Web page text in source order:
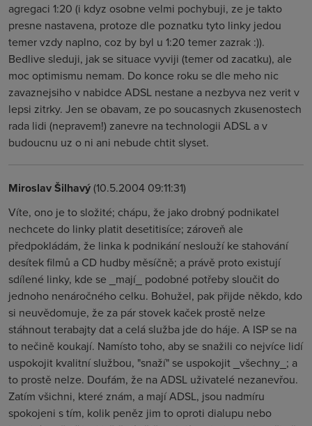
agregaci 1:20 (i kdyz osobne velmi pochybuji, ze je takto
presne nastavena, protoze dle poznatku tyto linky jedou
temer vzdy naplno, coz by byl u 1:20 temer zazrak :)).
Bedlive sleduji, jak se situace vyviji (temer od zacatku), ale
moc optimismu nemam. Do konce roku se dle meho nic
zavaznejsiho v nabidce ADSL nestane a nezbyva nez verit v
lepsi zitrky. Jen se obavam, ze po soucasnych zkusenostech
rada lidi (nepravem!) zanevre na technologii ADSL a v
budoucnu uz o ni ani nebude chtit slyset.
Miroslav Šilhavý(10.5.2004 09:11:31)
Víte, ono je to složité; chápu, že jako drobný podnikatel
nechcete do linky platit desetitisíce; zároveň ale
předpokládám, že linka k podnikání neslouží ke stahování
desítek filmů a CD hudby měsíčně; a právě proto existují
sdílené linky, kde se _mají_ podobné potřeby sloučit do
jednoho nenáročného celku. Bohužel, pak přijde někdo, kdo
si neuvědomuje, že za pár stovek kaček prostě nelze
stáhnout terabajty dat a celá služba jde do háje. A ISP se na
to nečině koukají. Namísto toho, aby se snažili co nejvíce lidí
uspokojit kvalitní službou, "snaží" se uspokojit _všechny_; a
to prostě nelze. Doufám, že na ADSL uživatelé nezanevřou.
Zatím všichni, které znám, a mají ADSL, jsou nadmíru
spokojeni s tím, kolik peněz jim to oproti dialupu nebo